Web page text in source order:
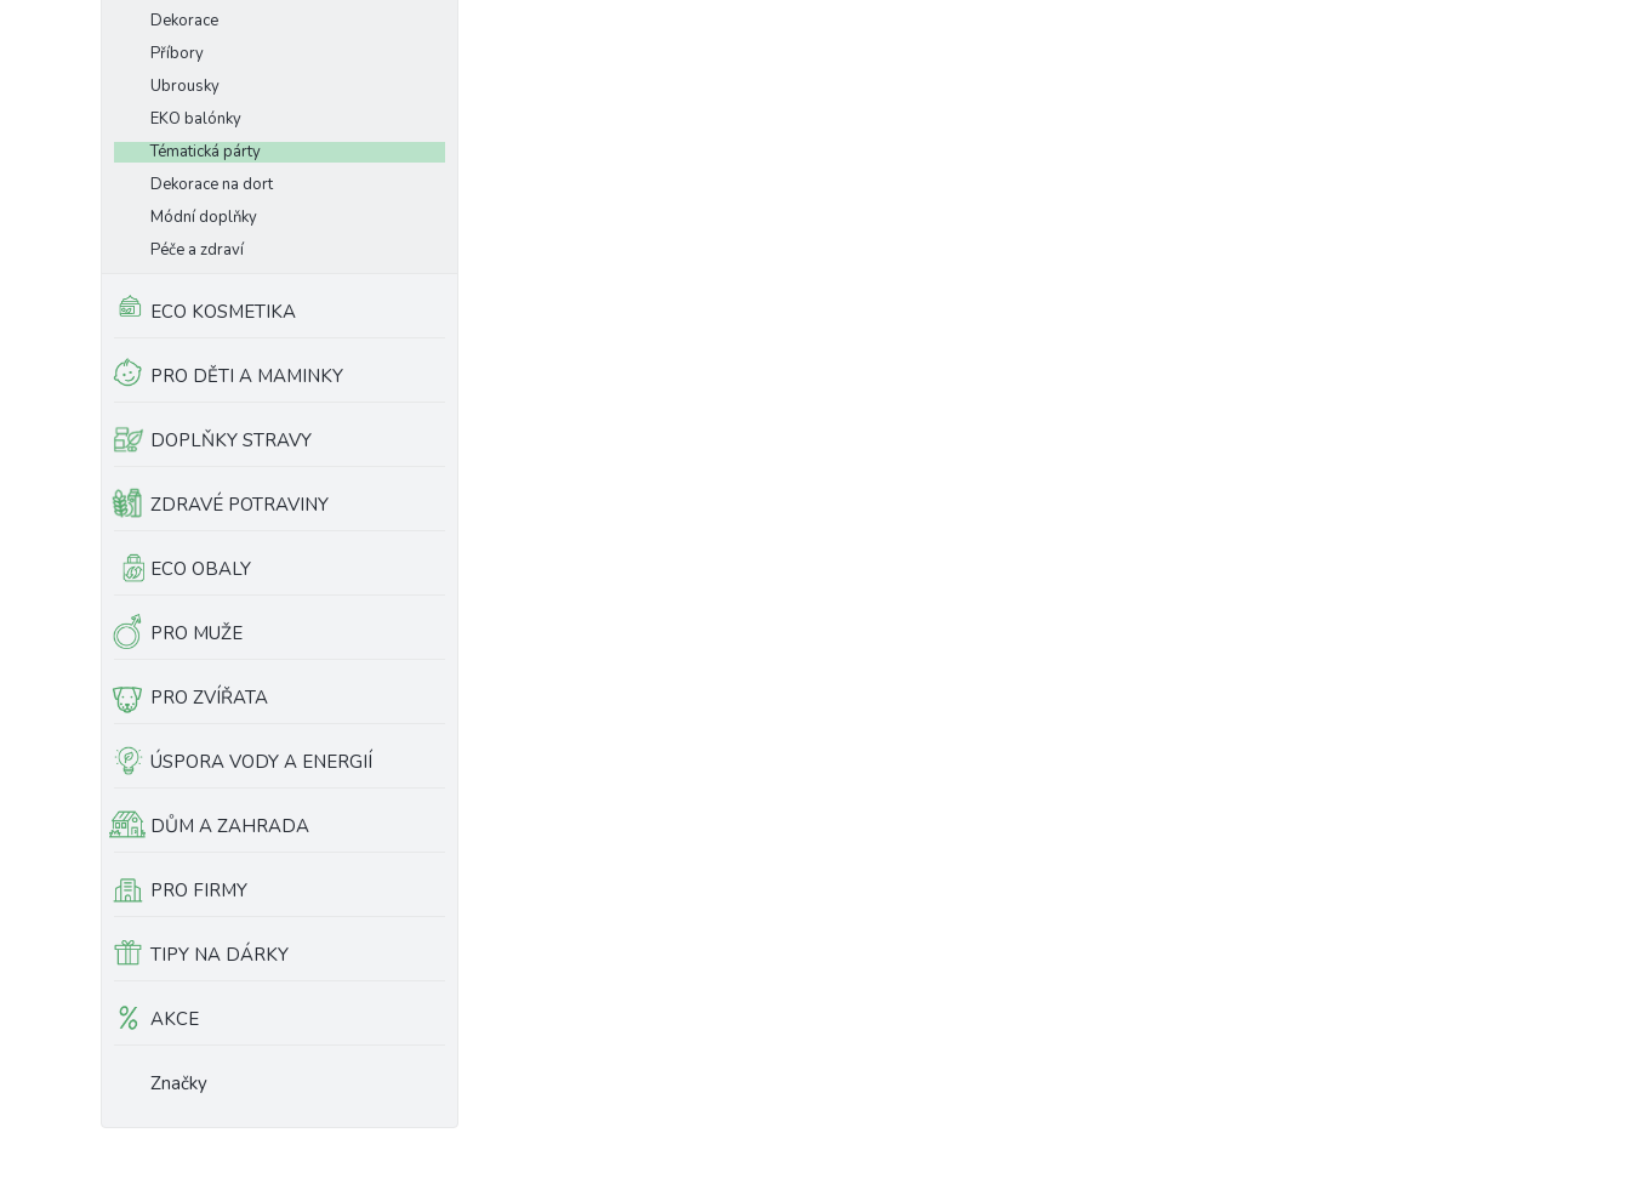
Dekorace
Příbory
Ubrousky
EKO balónky
Tématická párty
Dekorace na dort
Módní doplňky
Péče a zdraví
ECO KOSMETIKA
PRO DĚTI A MAMINKY
DOPLŇKY STRAVY
ZDRAVÉ POTRAVINY
ECO OBALY
PRO MUŽE
PRO ZVÍŘATA
ÚSPORA VODY A ENERGIÍ
DŮM A ZAHRADA
PRO FIRMY
TIPY NA DÁRKY
AKCE
Značky